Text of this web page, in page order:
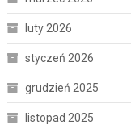
luty 2026
styczeń 2026
grudzień 2025
listopad 2025